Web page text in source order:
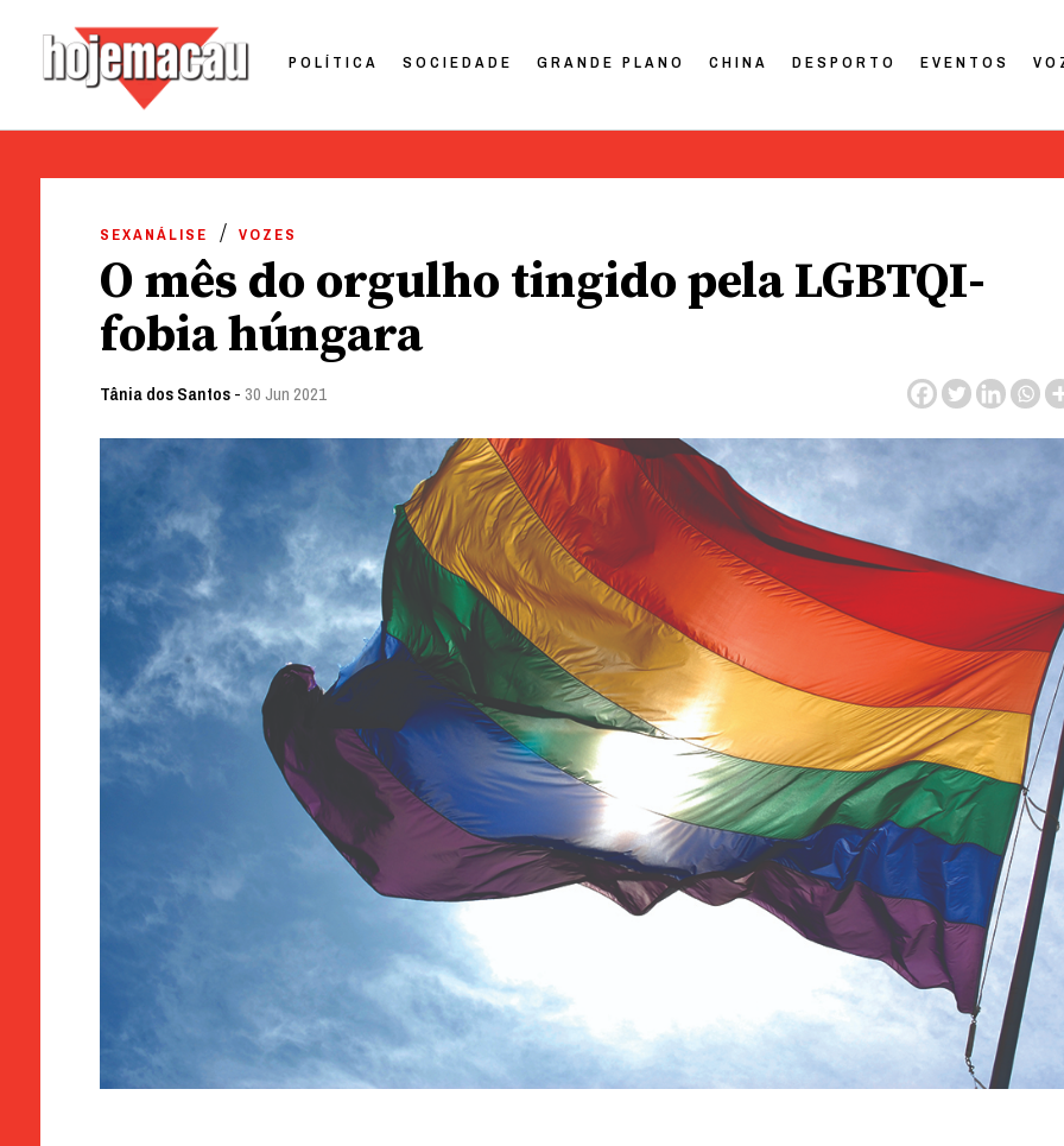
POLÍTICA SOCIEDADE GRANDE PLANO CHINA DESPORTO EVENTOS
SEXANÁLISE VOZES
O mês do orgulho tingido pela LGBTQI-
fobia húngara
Tânia dos Santos- 30 Jun 2021